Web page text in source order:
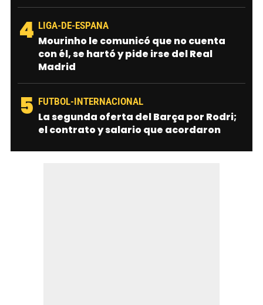
4 LIGA-DE-ESPANA
Mourinho le comunicó que no cuenta
con él, se hartó y pide irse del Real
Madrid
5 FUTBOL-INTERNACIONAL
La segunda oferta del Barça por Rodri;
el contrato y salario que acordaron